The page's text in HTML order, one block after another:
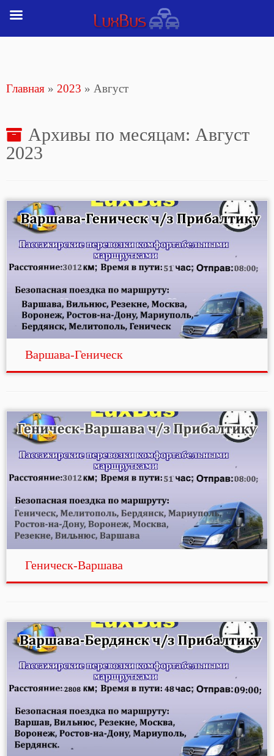
Главная » 2023 » Август
Архивы по месяцам: Август
2023
Варшава-Геническ
Геническ-Варшава